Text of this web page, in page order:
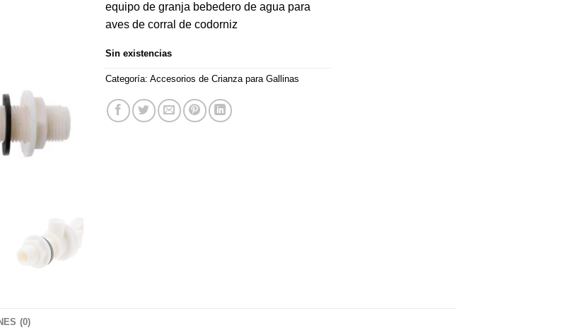
equipo de granja bebedero de agua para
aves de corral de codorniz
Sin existencias
Categoría: Accesorios de Crianza para Gallinas
(0)